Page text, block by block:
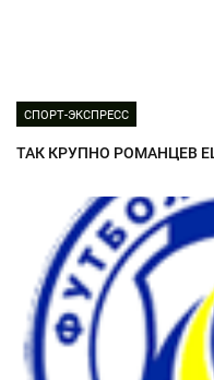
СПОРТ-ЭКСПРЕСС
ТАК КРУПНО РОМАНЦЕВ